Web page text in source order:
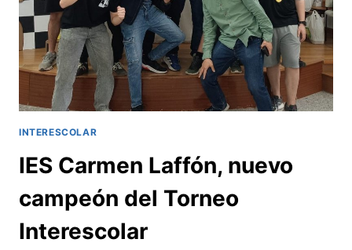
INTERESCOLAR
IES Carmen Laffón, nuevo
campeón del Torneo
Interescolar